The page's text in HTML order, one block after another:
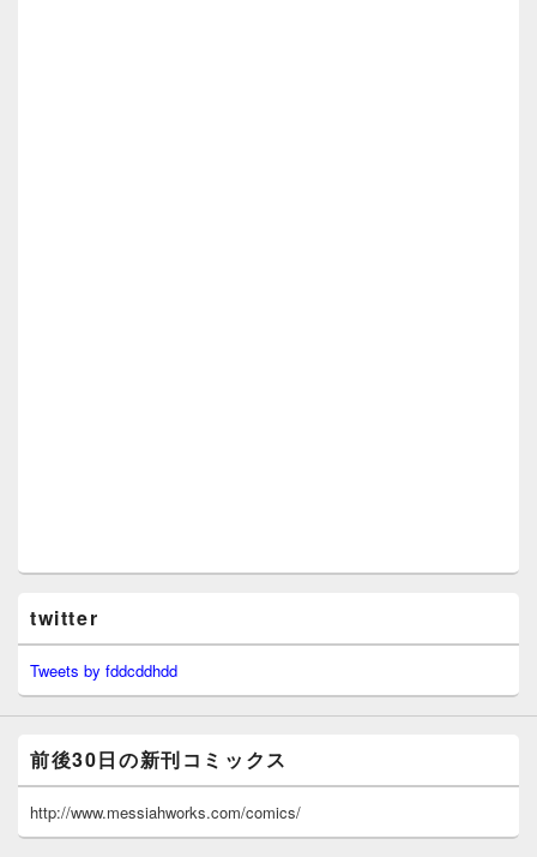
twitter
Tweets by fddcddhdd
前後30日の新刊コミックス
http://www.messiahworks.com/comics/